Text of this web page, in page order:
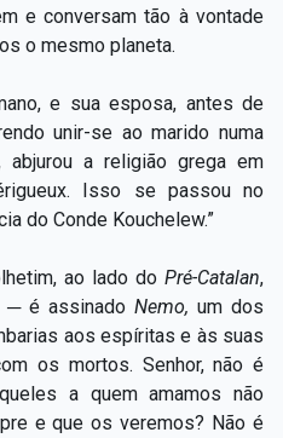
e conversam tão à vontade
o mesmo planeta.
e sua esposa, antes de
unir-se ao marido numa
abjurou a religião grega em
Isso se passou no
do Conde Kouchelew.”
ao lado do Pré-Catalan,
─ é assinado Nemo, um dos
aos espíritas e às suas
os mortos. Senhor, não é
a quem amamos não
e que os veremos? Não é